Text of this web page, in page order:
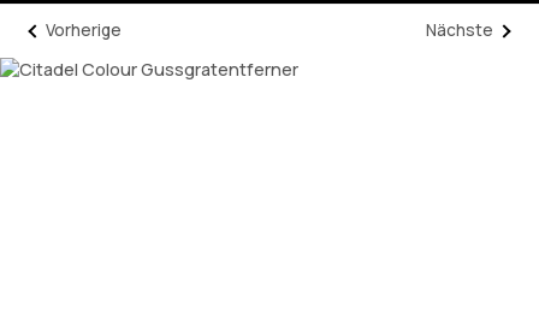
Vorherige Nächste